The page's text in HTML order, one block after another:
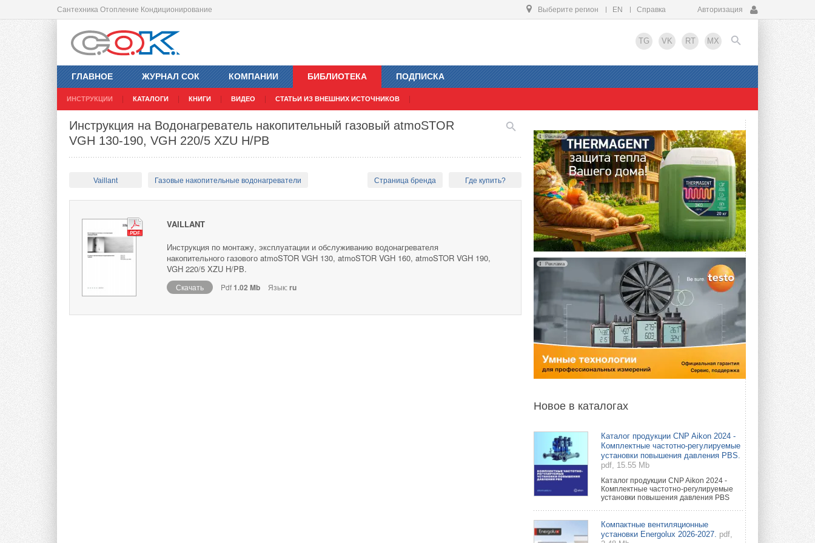
Сантехника Отопление Кондиционирование Выберите регион EN Справка Авторизация
TG VK RT MX
ГЛАВНОЕ ЖУРНАЛ СОК КОМПАНИИ БИБЛИОТЕКА
ИНСТРУКЦИИ КАТАЛОГИ КНИГИ ВИДЕО СТАТЬИ ИЗ ВНЕШНИХ ИСТОЧНИКОВ
ПОДПИСКА
EN
Инструкция на Водонагреватель накопительный газовый atmoSTOR
VGH 130-190, VGH 220/5 XZU H/PB
Vaillant Газовые накопительные водонагреватели Страница бренда Где купить?
VAILLANT
Инструкция по монтажу, эксплуатации и обслуживанию водонагревателя
накопительного газового atmoSTOR VGH 130, atmoSTOR VGH 160, atmoSTOR VGH 190,
VGH 220/5 XZU H/PB.
Скачать Pdf1.02 Mb Язык:ru
Реклама
Реклама
Новое в каталогах
Каталог продукции CNP Aikon 2024 -
Комплектные частотно-регулируемые
установки повышения давления PBS.
pdf, 15.55 Mb
Каталог продукции CNP Aikon 2024 -
Комплектные частотно-регулируемые
установки повышения давления PBS
Компактные вентиляционные
установки Energolux 2026-2027. pdf,